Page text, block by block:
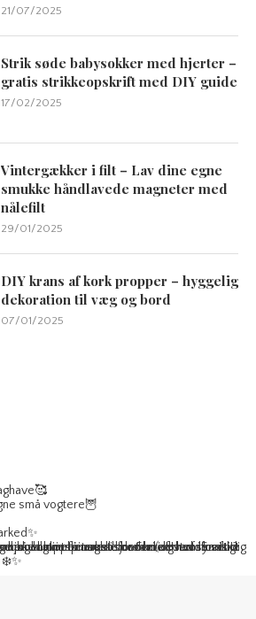
21/07/2025
Strik søde babysokker med hjerter –
gratis strikkeopskrift med DIY guide
17/02/2025
Vintergækker i filt – Lav dine egne
smukke håndlavede magneter med
nålefilt
29/01/2025
DIY krans af kork propper – hyggelig
dekoration til væg og bord
07/01/2025